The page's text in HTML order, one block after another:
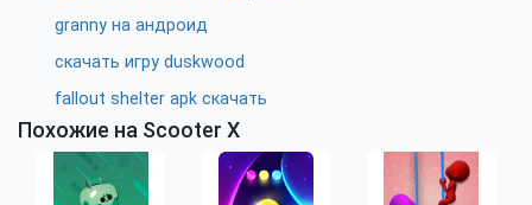
granny на андроид
скачать игру duskwood
fallout shelter apk скачать
Похожие на Scooter X